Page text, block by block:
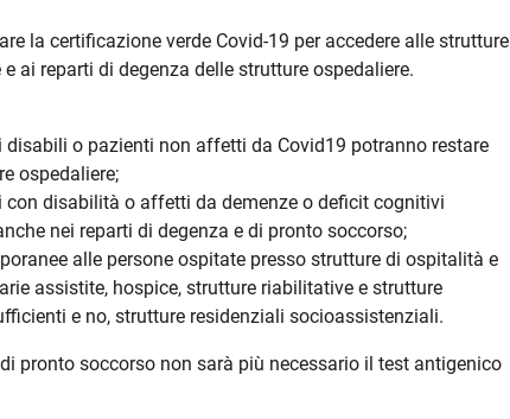
la certificazione verde Covid-19 per accedere alle strutture
ai reparti di degenza delle strutture ospedaliere.
o pazienti non affetti da Covid19 potranno restare
ospedaliere;
disabilità o affetti da demenze o deficit cognitivi
nei reparti di degenza e di pronto soccorso;
alle persone ospitate presso strutture di ospitalità e
assistite, hospice, strutture riabilitative e strutture
e no, strutture residenziali socioassistenziali.
pronto soccorso non sarà più necessario il test antigenico